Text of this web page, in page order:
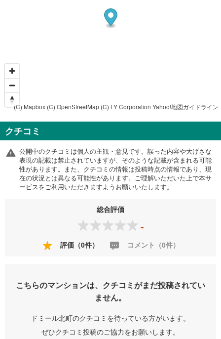
(C) Mapbox (C) OpenStreetMap (C) LY Corporation Yahoo!地図ガイドライン
クチコミ
公開中のクチコミは個人の主観・意見です。誤った内容や大げさな
表現の記載は禁止されていますが、そのような記載が含まれる可能
性があります。また、クチコミの情報は投稿時点の情報であり、現
在の状況とは異なる可能性があります。ご理解いただいた上で本サ
ービスをご利用いただきますようお願いいたします。
総合評価
-
評価（0件） コメント（0件）
こちらのマンションは、クチコミがまだ投稿されてい
ません。
ドミール北町のクチコミを待っている方がいます。
ぜひクチコミ投稿のご協力をお願いします。